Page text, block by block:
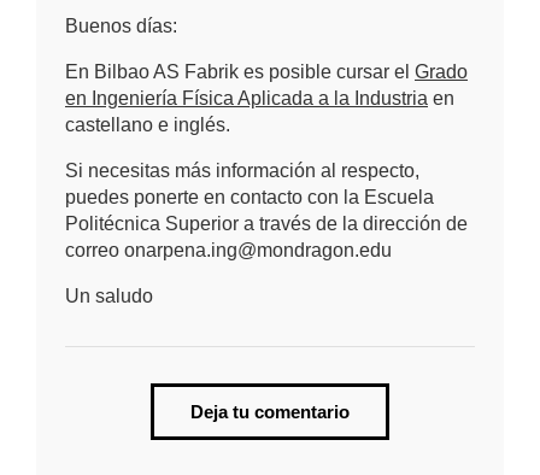
Buenos días:
En Bilbao AS Fabrik es posible cursar el Grado
en Ingeniería Física Aplicada a la Industria en
castellano e inglés.
Si necesitas más información al respecto,
puedes ponerte en contacto con la Escuela
Politécnica Superior a través de la dirección de
correo onarpena.ing@mondragon.edu
Un saludo
Deja tu comentario